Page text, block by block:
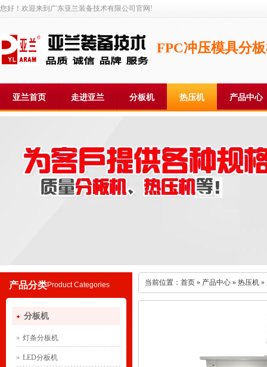
您好！欢迎来到广东亚兰装备技术有限公司官网!
FPC冲压模具分
亚兰首页 走进亚兰 分板机 热压机 产品中心
产品分类Product Categories
分板机
灯条分板机
LED分板机
当前位置： 首页 » 产品中心 » 热压机 »